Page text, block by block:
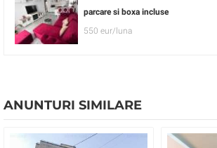
parcare si boxa incluse
550 eur/luna
ANUNTURI SIMILARE